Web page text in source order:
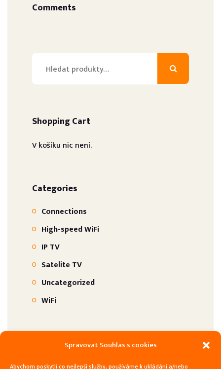
Spravovat Souhlas s cookies
Abychom poskytli co nejlepší služby, používáme k ukládání a/nebo
Comments
Shopping Cart
V košíku nic není.
Categories
Connections
High-speed WiFi
IP TV
Satelite TV
Uncategorized
WiFi
Product tags
Televize venkovní